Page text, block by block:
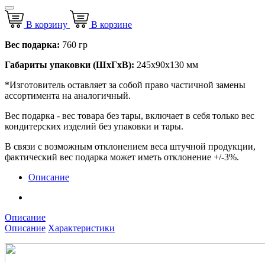
В корзину
В корзине
Вес подарка: 760 гр
Габариты упаковки (ШхГхВ): 245х90х130 мм
*Изготовитель оставляет за собой право частичной замены
ассортимента на аналогичный.
Вес подарка - вес товара без тары, включает в себя только вес
кондитерских изделий без упаковки и тары.
В связи с возможным отклонением веса штучной продукции,
фактический вес подарка может иметь отклонение +/-3%.
Описание
Описание
Описание Характеристики